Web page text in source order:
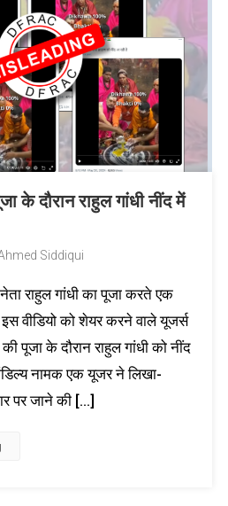
के दौरान राहुल गांधी नींद में
Siddiqui
राहुल गांधी का पूजा करते एक
वीडियो को शेयर करने वाले यूजर्स
पूजा के दौरान राहुल गांधी को नींद
नामक एक यूजर ने लिखा-
पर जाने की […]